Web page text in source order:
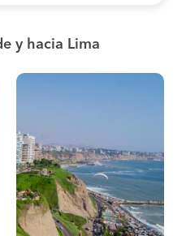
y hacia Lima